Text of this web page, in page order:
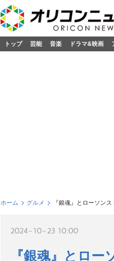
トップ 芸能 音楽 ドラマ&映画
ホーム グルメ 『銀魂』とローソン
2024-10-23 10:00
『銀魂』とロ